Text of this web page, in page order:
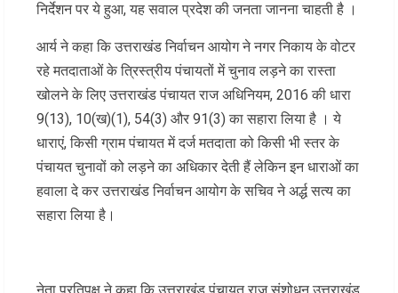
निर्देशन पर ये हुआ, यह सवाल प्रदेश की जनता जानना चाहती है ।
आर्य ने कहा कि उत्तराखंड निर्वाचन आयोग ने नगर निकाय के वोटर
रहे मतदाताओं के त्रिस्त्रीय पंचायतों में चुनाव लड़ने का रास्ता
खोलने के लिए उत्तराखंड पंचायत राज अधिनियम, 2016 की धारा
9(13), 10(ख)(1), 54(3) और 91(3) का सहारा लिया है । ये
धाराएं, किसी ग्राम पंचायत में दर्ज मतदाता को किसी भी स्तर के
पंचायत चुनावों को लड़ने का अधिकार देती हैं लेकिन इन धाराओं का
हवाला दे कर उत्तराखंड निर्वाचन आयोग के सचिव ने अर्द्ध सत्य का
सहारा लिया है।